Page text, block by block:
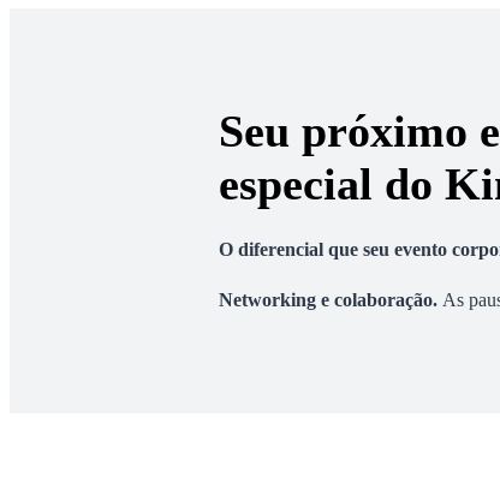
Seu próximo
especial do
O diferencial que seu evento
Networking e colaboração. As